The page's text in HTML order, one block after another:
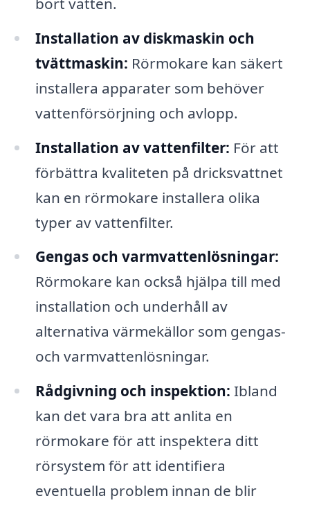
Installation av diskmaskin och
tvättmaskin: Rörmokare kan säkert
installera apparater som behöver
vattenförsörjning och avlopp.
Installation av vattenfilter: För att
förbättra kvaliteten på dricksvattnet
kan en rörmokare installera olika
typer av vattenfilter.
Gengas och varmvattenlösningar:
Rörmokare kan också hjälpa till med
installation och underhåll av
alternativa värmekällor som gengas-
och varmvattenlösningar.
Rådgivning och inspektion: Ibland
kan det vara bra att anlita en
rörmokare för att inspektera ditt
rörsystem för att identifiera
eventuella problem innan de blir